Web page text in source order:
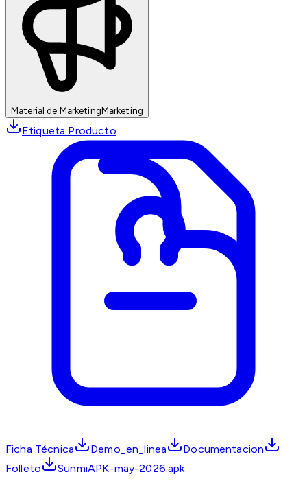
Material de MarketingMarketing
Etiqueta Producto
Ficha Técnica Demo_en_linea
Documentacion
Folleto
SunmiAPK-may-2026.apk